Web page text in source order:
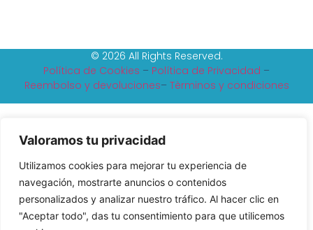
Valoramos tu privacidad
Utilizamos cookies para mejorar tu experiencia de
navegación, mostrarte anuncios o contenidos
personalizados y analizar nuestro tráfico. Al hacer clic en
"Aceptar todo", das tu consentimiento para que utilicemos
© 2026 All Rights Reserved.
Política de Cookies – Política de Privacidad –
Reembolso y devoluciones– Tèrminos y condiciones